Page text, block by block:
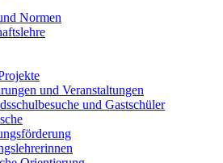
Normen
und Veranstaltungen
und Gastschüler